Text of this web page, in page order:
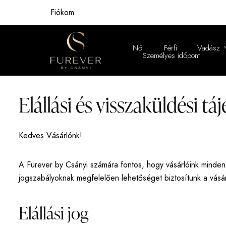
Fiókom
Női Férfi Vadász
Férfi
Személyes időpont
Elállási és visszaküldési
Kedves Vásárlónk!
A Furever by Csányi számára fontos, hogy vásárlóink
jogszabályoknak megfelelően lehetőséget biztosítunk a
Elállási jog